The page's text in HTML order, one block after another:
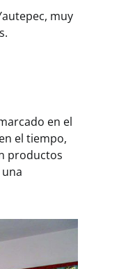
muy
en el
el tiempo,
productos